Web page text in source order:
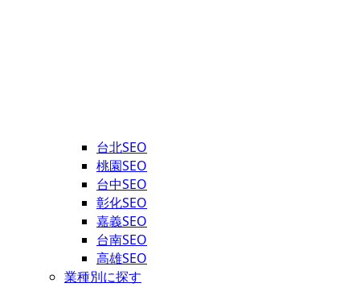
台北SEO
桃園SEO
台中SEO
彰化SEO
嘉義SEO
台南SEO
高雄SEO
業種別に探す